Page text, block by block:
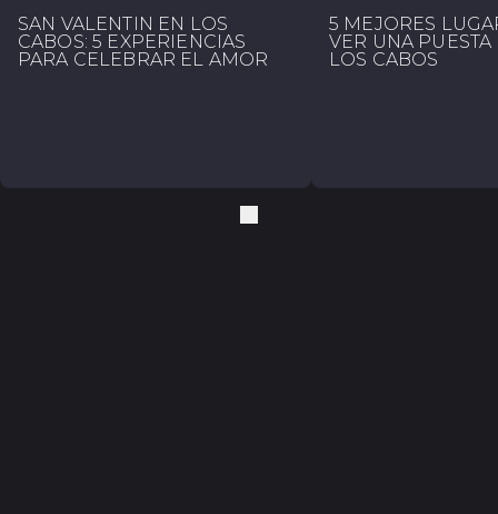
SAN VALENTÍN EN LOS
CABOS: 5 EXPERIENCIAS
PARA CELEBRAR EL AMOR
5 MEJORES
VER UNA
LOS CABOS